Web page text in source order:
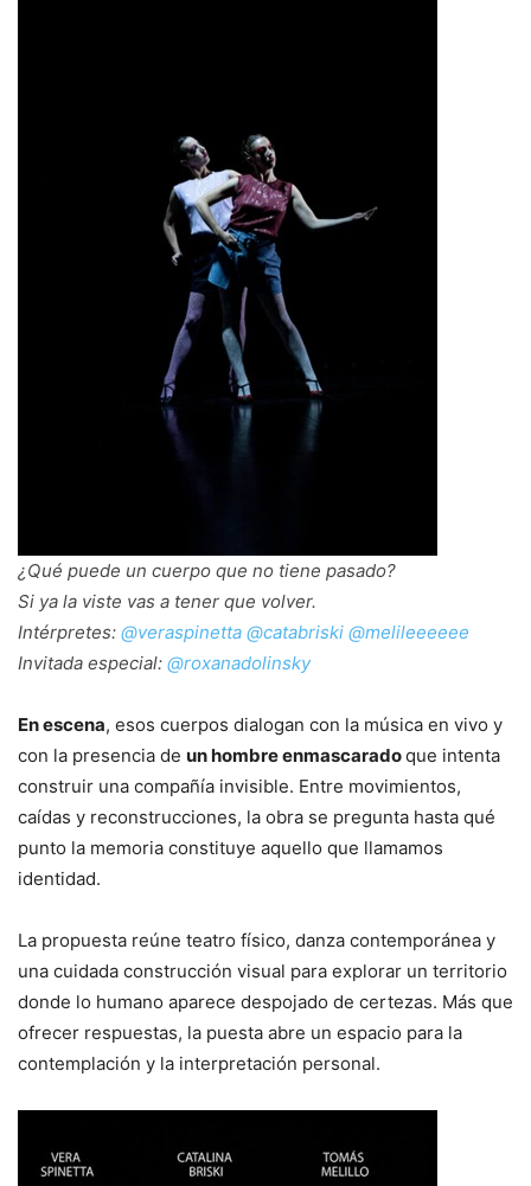
¿Qué puede un cuerpo que no tiene pasado?
Si ya la viste vas a tener que volver.
Intérpretes: @veraspinetta @catabriski @melileeeeee
Invitada especial: @roxanadolinsky
En escena, esos cuerpos dialogan con la música en vivo y
con la presencia de un hombre enmascaradoque intenta
construir una compañía invisible. Entre movimientos,
caídas y reconstrucciones, la obra se pregunta hasta qué
punto la memoria constituye aquello que llamamos
identidad.
La propuesta reúne teatro físico, danza contemporánea y
una cuidada construcción visual para explorar un territorio
donde lo humano aparece despojado de certezas. Más que
ofrecer respuestas, la puesta abre un espacio para la
contemplación y la interpretación personal.